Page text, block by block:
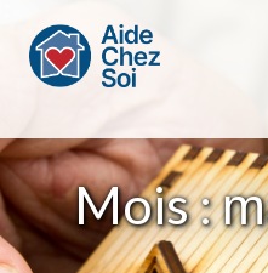
Mois :